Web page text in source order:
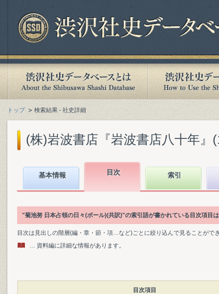
トップ 検索結果 - 社史詳細
(株)岩波書店『岩波書店八十年』
基本情報 目次 索引
"菊池努 日本占領の日々(ボール)(共訳)"の索引語が書かれている目次項目
目次は見出しの階層(編・章・節・項…など)ごとに絞り込んで見ることがで
… 資料編に詳細な情報があります。
目次項目